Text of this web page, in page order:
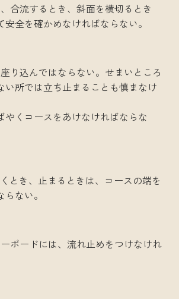
合流するとき、斜面を横切るとき
全を確かめなければならない。
り込んではならない。せまいところ
い所では立ち止まることも慎まなけ
やくコースをあけなければならな
とき、止まるときは、コースの端を
ない。
ボードには、流れ止めをつけなけれ